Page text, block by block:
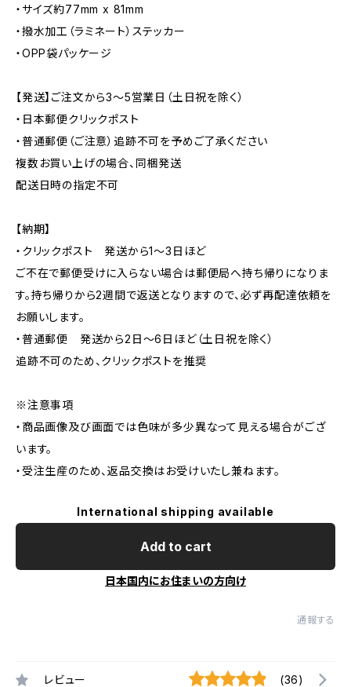
・サイズ約77mm x 81mm
・撥水加工（ラミネート）ステッカー
・OPP袋パッケージ
【発送】ご注文から3〜5営業日（土日祝を除く）
・日本郵便クリックポスト
・普通郵便（ご注意）追跡不可を予めご了承ください
複数お買い上げの場合、同梱発送
配送日時の指定不可
【納期】
・クリックポスト 発送から1〜3日ほど
ご不在で郵便受けに入らない場合は郵便局へ持ち帰りになりま
す。持ち帰りから2週間で返送となりますので、必ず再配達依頼を
お願いします。
・普通郵便 発送から2日〜6日ほど（土日祝を除く）
追跡不可のため、クリックポストを推奨
※注意事項
・商品画像及び画面では色味が多少異なって見える場合がござ
います。
・受注生産のため、返品交換はお受けいたし兼ねます。
International shipping available
Add to cart
日本国内にお住まいの方向け
通報する
レビュー (36)